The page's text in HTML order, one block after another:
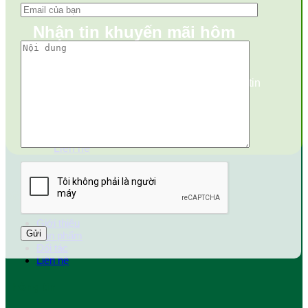
Nhận tin khuyến mãi hôm
nay?
Vui lòng điền số điện thoại, chúng tôi sẽ gửi tin
Liên hệ
Về chúng tôi
Giới thiệu
Sản phẩm
Đối tác
Liên hệ